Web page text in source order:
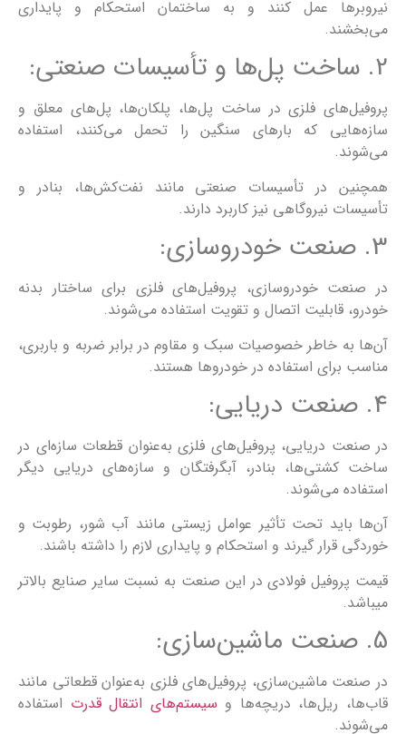
نیروبرها عمل کنند و به ساختمان استحکام و پایداری
می‌بخشند.
2. ساخت پل‌ها و تأسیسات صنعتی:
پروفیل‌های فلزی در ساخت پل‌ها، پلکان‌ها، پل‌های معلق و
سازه‌هایی که بارهای سنگین را تحمل می‌کنند، استفاده
می‌شوند.
همچنین در تأسیسات صنعتی مانند نفت‌کش‌ها، بنادر و
تأسیسات نیروگاهی نیز کاربرد دارند.
3. صنعت خودروسازی:
در صنعت خودروسازی، پروفیل‌های فلزی برای ساختار بدنه
خودرو، قابلیت اتصال و تقویت استفاده می‌شوند.
آن‌ها به خاطر خصوصیات سبک و مقاوم در برابر ضربه و باربری،
مناسب برای استفاده در خودروها هستند.
4. صنعت دریایی:
در صنعت دریایی، پروفیل‌های فلزی به‌عنوان قطعات سازه‌ای در
ساخت کشتی‌ها، بنادر، آبگرفتگان و سازه‌های دریایی دیگر
استفاده می‌شوند.
آن‌ها باید تحت تأثیر عوامل زیستی مانند آب شور، رطوبت و
خوردگی قرار گیرند و استحکام و پایداری لازم را داشته باشند.
قیمت پروفیل فولادی در این صنعت به نسبت سایر صنایع بالاتر
میباشد.
5. صنعت ماشین‌سازی:
در صنعت ماشین‌سازی، پروفیل‌های فلزی به‌عنوان قطعاتی مانند
قاب‌ها، ریل‌ها، دریچه‌ها و سیستم‌های انتقال قدرت استفاده
می‌شوند.